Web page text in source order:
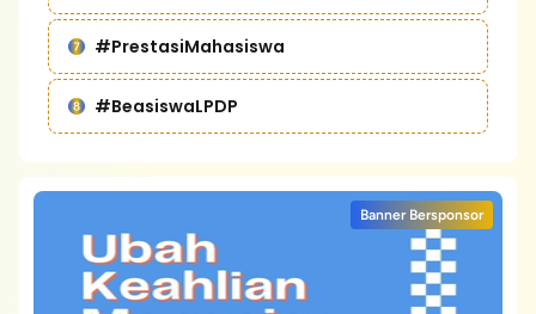
#PrestasiMahasiswa
#BeasiswaLPDP
Banner Bersponsor